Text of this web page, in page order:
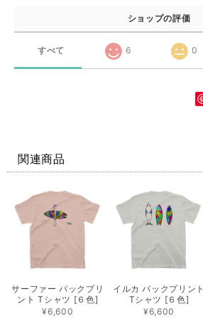
ショップの評価
すべて 6 0
関連商品
サーファー バックプリ
ント Tシャツ [６色]
¥6,600
イルカ バックプリント
Tシャツ [６色]
¥6,600